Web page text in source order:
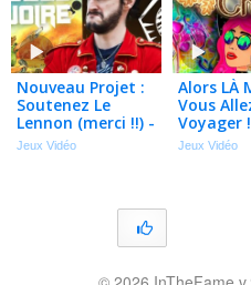
Nouveau Projet :
Soutenez Le
Lennon (merci !!) -
la Corne Des
Jeux Vidéo
Alors LÀ
Vous
Voyager
potion
Jeux Vidéo